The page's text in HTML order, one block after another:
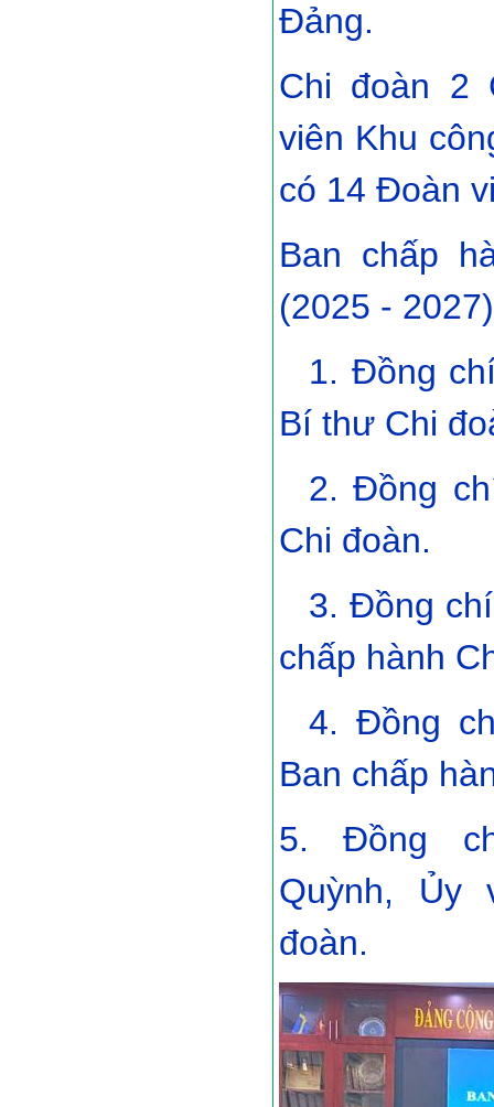
Đảng.
Chi đoàn 2
viên Khu
có 14 Đoàn
Ban chấp
(2025 -
1. Đồng
Bí thư Chi
2. Đồng
Chi đoàn.
3. Đồng
chấp hành
4. Đồng
Ban chấp
5. Đồng
Quỳnh, Ủy
đoàn.